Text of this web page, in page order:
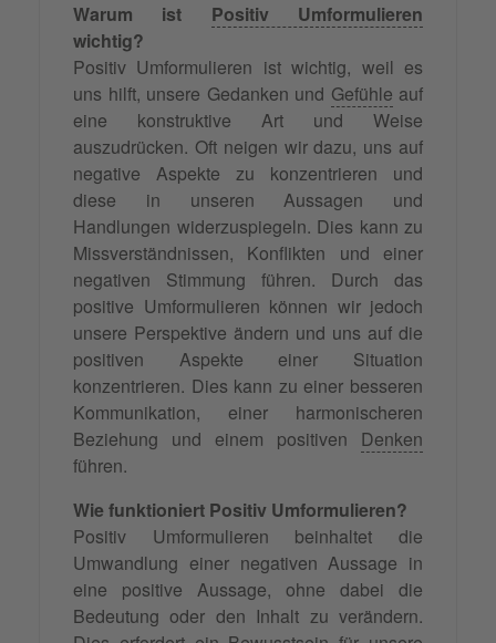
Warum ist Positiv Umformulieren
wichtig?
Positiv Umformulieren ist wichtig, weil es
uns hilft, unsere Gedanken und Gefühle auf
eine konstruktive Art und Weise
auszudrücken. Oft neigen wir dazu, uns auf
negative Aspekte zu konzentrieren und
diese in unseren Aussagen und
Handlungen widerzuspiegeln. Dies kann zu
Missverständnissen, Konflikten und einer
negativen Stimmung führen. Durch das
positive Umformulieren können wir jedoch
unsere Perspektive ändern und uns auf die
positiven Aspekte einer Situation
konzentrieren. Dies kann zu einer besseren
Kommunikation, einer harmonischeren
Beziehung und einem positiven Denken
führen.
Wie funktioniert Positiv Umformulieren?
Positiv Umformulieren beinhaltet die
Umwandlung einer negativen Aussage in
eine positive Aussage, ohne dabei die
Bedeutung oder den Inhalt zu verändern.